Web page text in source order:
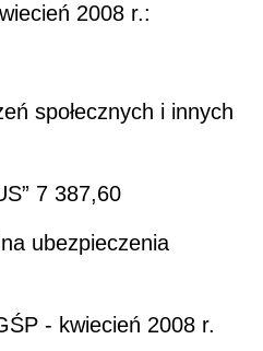
2008 r.:
społecznych i innych
7 387,60
ubezpieczenia
- kwiecień 2008 r.